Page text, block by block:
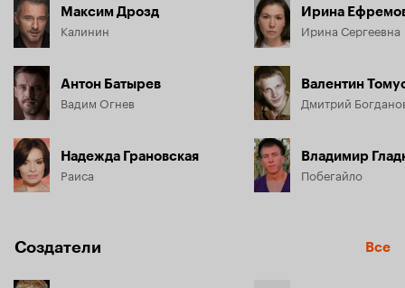
Максим Дрозд
Калинин
Антон Батырев
Вадим Огнев
Надежда Грановская
Раиса
Ирина
Ирина Сергеевна
Валентин
Дмитрий
Владимир
Побегайло
Создатели Все